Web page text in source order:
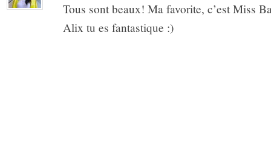
Tous sont beaux! Ma favorite, c’est Miss
Alix tu es fantastique :)